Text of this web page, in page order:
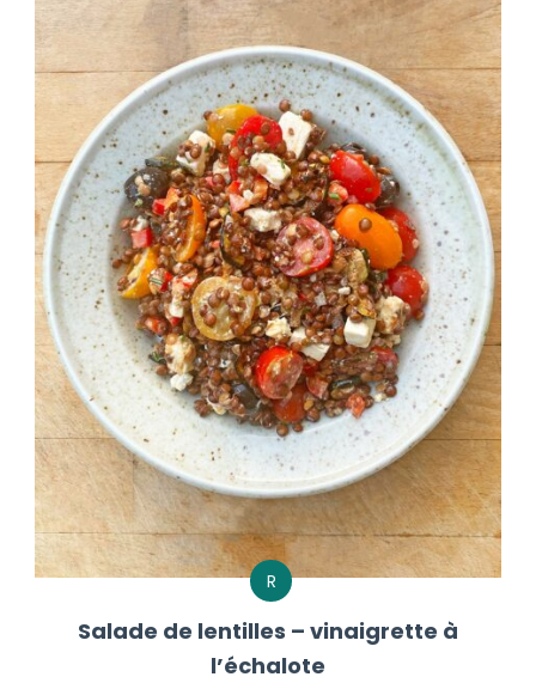
R
Salade de lentilles – vinaigrette à
l’échalote